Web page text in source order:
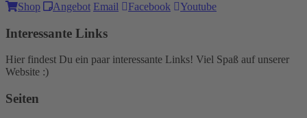
Shop Angebot Email Facebook Youtube
Interessante Links
Hier findest Du ein paar interessante Links! Viel Spaß auf unserer
Website :)
Seiten